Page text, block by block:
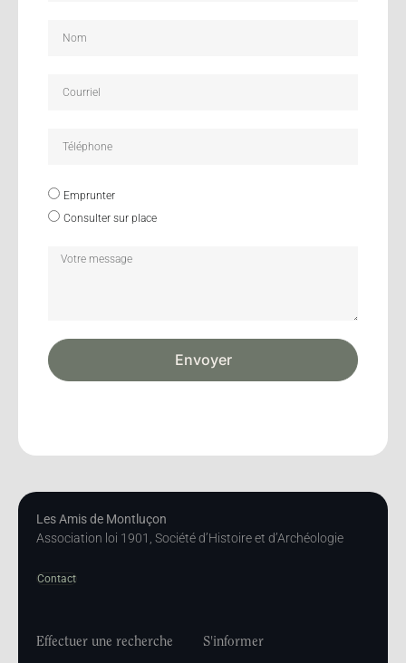
Emprunter
Consulter sur place
Envoyer
Les Amis de Montluçon
Association loi 1901, Société d’Histoire et d’Archéologie
Contact
Effectuer une recherche S'informer